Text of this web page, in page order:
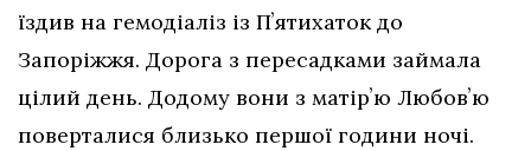
їздив на гемодіаліз із Пʼятихаток до
Запоріжжя. Дорога з пересадками займала
цілий день. Додому вони з матірʼю Любовʼю
поверталися близько першої години ночі.